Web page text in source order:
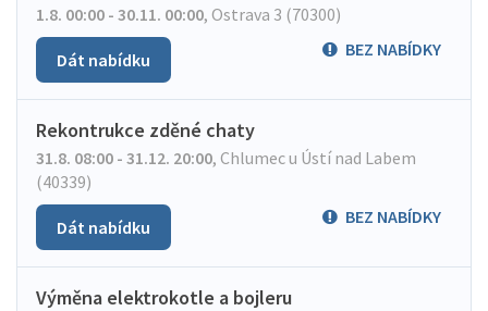
1.8. 00:00 - 30.11. 00:00, Ostrava 3 (70300)
BEZ NABÍDKY
Dát nabídku
Rekontrukce zděné chaty
31.8. 08:00 - 31.12. 20:00, Chlumec u Ústí nad Labem
(40339)
BEZ NABÍDKY
Dát nabídku
Výměna elektrokotle a bojleru